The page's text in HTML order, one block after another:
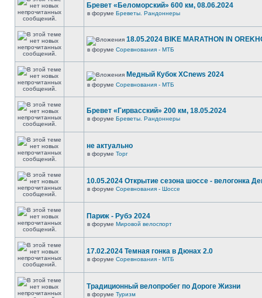
Бревет «Беломорский» 600 км, 08.06.2024
в форуме Бреветы. Рандоннеры
18.05.2024 BIKE MARATHON IN
в форуме Соревнования - МТБ
Медный Кубок XCnews 2024
в форуме Соревнования - МТБ
Бревет «Гирвасский» 200 км, 18.05.2024
в форуме Бреветы. Рандоннеры
не актуально
в форуме Торг
10.05.2024 Открытие сезона шоссе - велогонка
в форуме Соревнования - Шоссе
Париж - Рубэ 2024
в форуме Мировой велоспорт
17.02.2024 Темная гонка в Дюнах 2.0
в форуме Соревнования - МТБ
Традиционный велопробег по Дороге Жизни
в форуме Туризм